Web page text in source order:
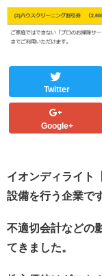
Twitter
Google+
イオンディライト
設備を行う企業で
不適切会計などの
てきました。